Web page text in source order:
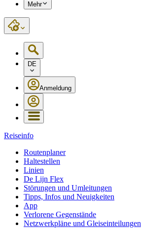
Mehr
DE
Anmeldung
Reiseinfo
Routenplaner
Haltestellen
Linien
De Lijn Flex
Störungen und Umleitungen
Tipps, Infos und Neuigkeiten
App
Verlorene Gegenstände
Netzwerkpläne und Gleiseinteilungen